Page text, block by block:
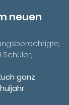
neuen
ganz